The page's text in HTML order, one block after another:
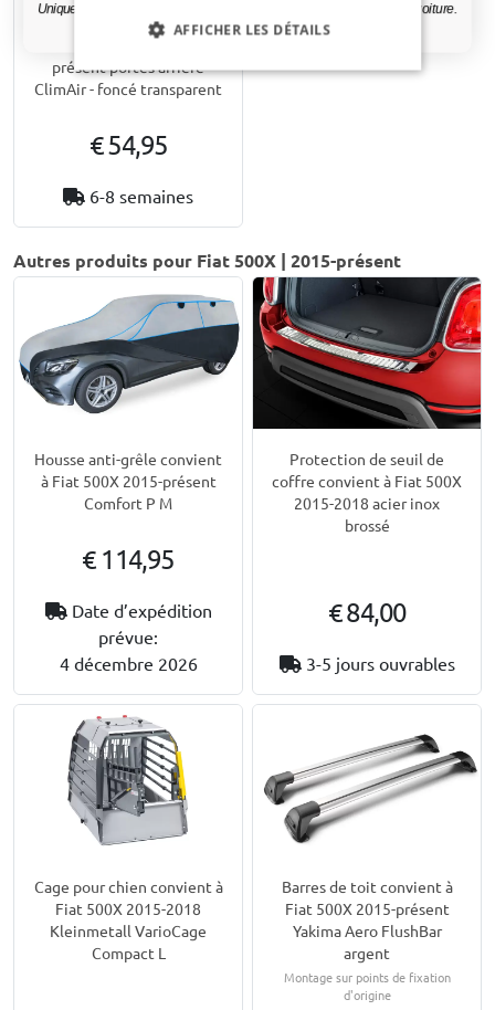
Déflecteurs fenêtre
convient à Fiat 500X 2015-
présent portes arrière
ClimAir - foncé transparent
€ 54,95
6-8 semaines
Autres produits pour Fiat 500X | 2015-présent
Housse anti-grêle convient
à Fiat 500X 2015-présent
Comfort P M
€ 114,95
Date d’expédition
prévue:
4 décembre 2026
Protection de seuil de
coffre convient à Fiat 500X
2015-2018 acier inox
brossé
€ 84,00
3-5 jours ouvrables
Cage pour chien convient à
Fiat 500X 2015-2018
Kleinmetall VarioCage
Compact L
Barres de toit convient à
Fiat 500X 2015-présent
Yakima Aero FlushBar
argent
Montage sur points de fixation
d'origine
AFFICHER LES DÉTAILS
Uniquement des mises à jour et des offres pertinentes pour votre voiture.